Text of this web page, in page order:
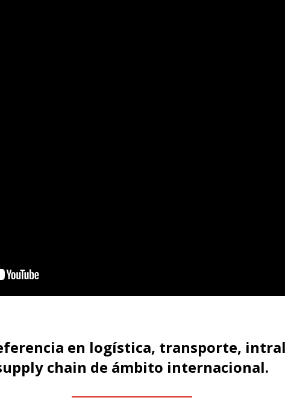
en logística, transporte,
chain de ámbito internacional.